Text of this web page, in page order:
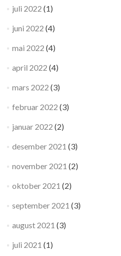
juli 2022 (1)
juni 2022 (4)
mai 2022 (4)
april 2022 (4)
mars 2022 (3)
februar 2022 (3)
januar 2022 (2)
desember 2021 (3)
november 2021 (2)
oktober 2021 (2)
september 2021 (3)
august 2021 (3)
juli 2021 (1)